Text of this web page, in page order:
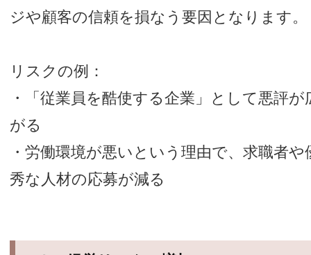
ジや顧客の信頼を損なう要因となります。
リスクの例：
・「従業員を酷使する企業」として悪評が
がる
・労働環境が悪いという理由で、求職者や
秀な人材の応募が減る